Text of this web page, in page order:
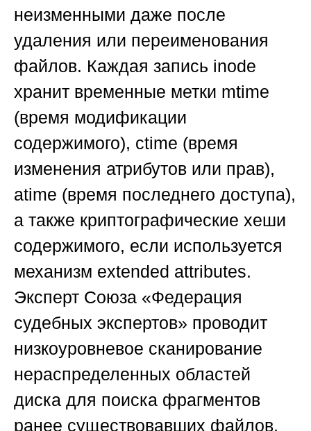
неизменными даже после
удаления или переименования
файлов. Каждая запись inode
хранит временные метки mtime
(время модификации
содержимого), ctime (время
изменения атрибутов или прав),
atime (время последнего доступа),
а также криптографические хеши
содержимого, если используется
механизм еxtended attributes.
Эксперт Союза «Федерация
судебных экспертов» проводит
низкоуровневое сканирование
нераспределенных областей
диска для поиска фрагментов
ранее существовавших файлов,